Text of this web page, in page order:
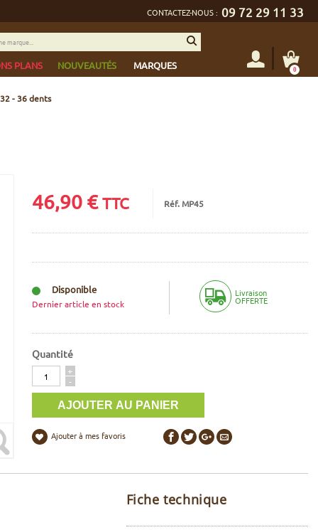
CONTACTEZ-NOUS : 09 72 29 11 33
PLANS NOUVEAUTÉS MARQUES 0
- 36 dents
46,90€ TTC Réf. MP45
Disponible
Dernier article en stock
Livraison
OFFERTE
Quantité
Quantité
+
-
Ajouter à mes favoris
Fiche technique